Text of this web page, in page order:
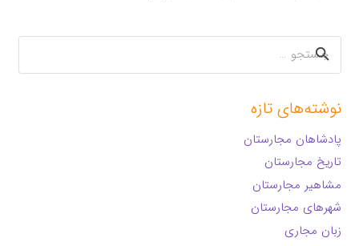
جستجو
برای:
نوشته‌های تازه
پادشاهان مجارستان
تاریخ مجارستان
مشاهیر مجارستان
شهرهای مجارستان
زبان مجاری